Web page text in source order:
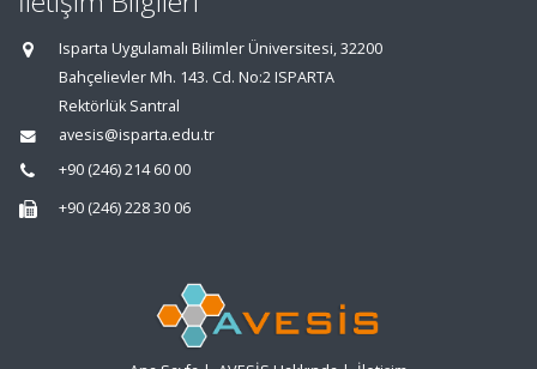
Isparta Uygulamalı Bilimler Üniversitesi, 32200
Bahçelievler Mh. 143. Cd. No:2 ISPARTA
Rektörlük Santral
avesis@isparta.edu.tr
+90 (246) 214 60 00
+90 (246) 228 30 06